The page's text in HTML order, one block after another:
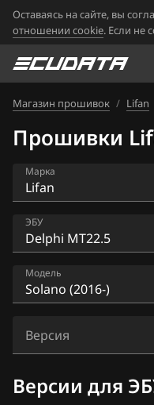
Оставаясь на сайте, вы
отношении cookie. Если не
Магазин прошивок / Lifan
Прошивки
Марка
Acura
Alfa Romeo
ATLAS
BAIC
ЭБУ
Bosch ME17.8.8
Bosch ME7.8.8
Delphi MT20U
Delphi MT22.5
Модель
X60
X70
Версия
Версии для